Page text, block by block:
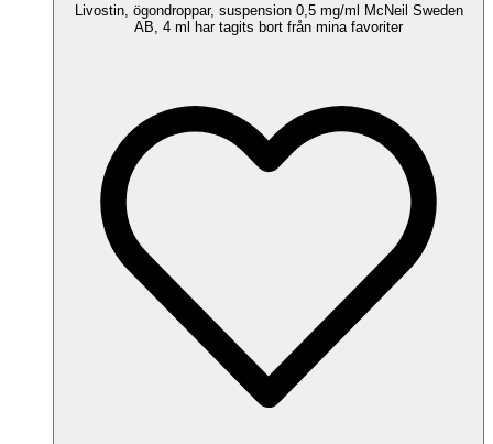
Livostin, ögondroppar, suspension 0,5 mg/ml McNeil Sweden
AB, 4 ml har tagits bort från mina favoriter